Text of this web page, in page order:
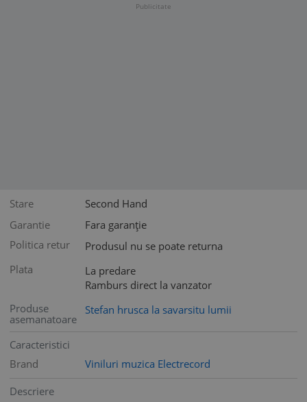
Publicitate
Stare
Second Hand
Garantie
Fara garanție
Politica retur
Produsul nu se poate returna
Plata
La predare
Ramburs direct la vanzator
Produse
asemanatoare
Stefan hrusca la savarsitu lumii
Caracteristici
Brand
Viniluri muzica Electrecord
Descriere